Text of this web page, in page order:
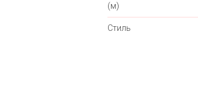
(м)
Стиль